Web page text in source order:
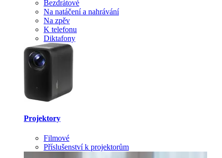
Bezdrátové
Na natáčení a nahrávání
Na zpěv
K telefonu
Diktafony
Projektory
Filmové
Příslušenství k projektorům